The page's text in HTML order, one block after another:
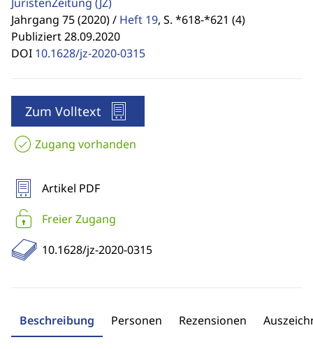
Jahrgang 75 (2020) / Heft 19, S. *618-*621 (4)
Publiziert 28.09.2020
DOI 10.1628/jz-2020-0315
Zum Volltext
Zugang vorhanden
Artikel PDF
Freier Zugang
10.1628/jz-2020-0315
Beschreibung Personen Rezensionen